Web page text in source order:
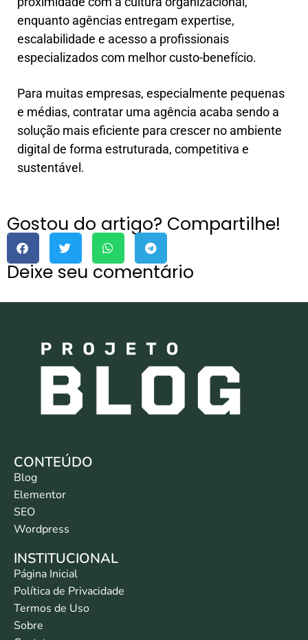
enquanto agências entregam expertise,
escalabilidade e acesso a profissionais
especializados com melhor custo-benefício.
Para muitas empresas, especialmente pequenas
e médias, contratar uma agência acaba sendo a
solução mais eficiente para crescer no ambiente
digital de forma estruturada, competitiva e
sustentável.
Gostou do artigo? Compartilhe!
Deixe seu comentário
CONTEÚDO
Blog
Elementor
SEO
Wordpress
INSTITUCIONAL
Página Inicial
Política de Privacidade
Termos de Uso
Sobre